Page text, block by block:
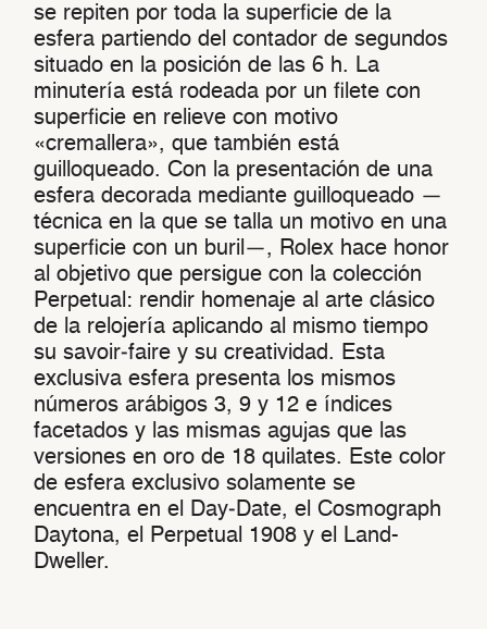
se repiten por toda la superficie de la
esfera partiendo del contador de segundos
situado en la posición de las 6 h. La
minutería está rodeada por un filete con
superficie en relieve con motivo
«cremallera», que también está
guilloqueado. Con la presentación de una
esfera decorada mediante guilloqueado —
técnica en la que se talla un motivo en una
superficie con un buril—, Rolex hace honor
al objetivo que persigue con la colección
Perpetual: rendir homenaje al arte clásico
de la relojería aplicando al mismo tiempo
su savoir‑faire y su creatividad. Esta
exclusiva esfera presenta los mismos
números arábigos 3, 9 y 12 e índices
facetados y las mismas agujas que las
versiones en oro de 18 quilates. Este color
de esfera exclusivo solamente se
encuentra en el Day‑Date, el Cosmograph
Daytona, el Perpetual 1908 y el Land-
Dweller.